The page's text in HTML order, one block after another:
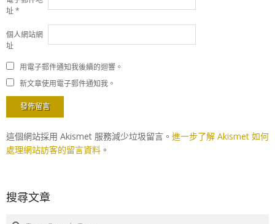
址*
個人網站網
址
用電子郵件通知我後續的迴響。
新文章使用電子郵件通知我。
這個網站採用 Akismet 服務減少垃圾留言。 進一步了解 Akismet 如何
處理網站訪客的留言資料 。
搜尋文章
Search